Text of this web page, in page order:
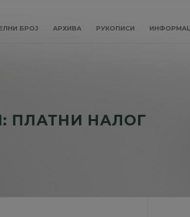
БРОЈ АРХИВА РУКОПИСИ
ПЛАТНИ НАЛОГ